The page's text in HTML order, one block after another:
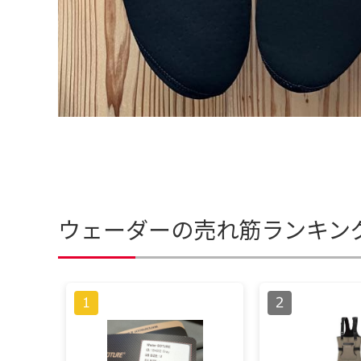
ウェーダーの売れ筋ランキン